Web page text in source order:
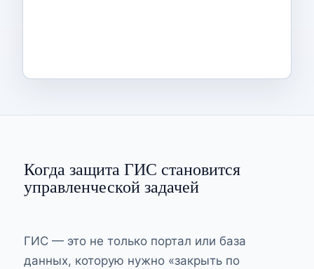
Когда защита ГИС становится
управленческой задачей
ГИС — это не только портал или база
данных, которую нужно «закрыть по